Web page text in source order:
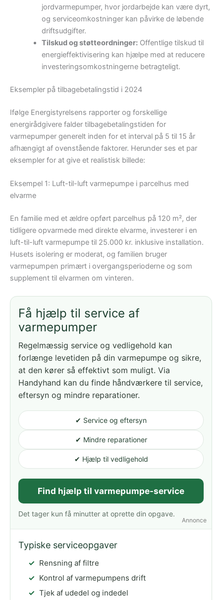
jordvarmepumper, hvor jordarbejde kan være dyrt,
og serviceomkostninger kan påvirke de løbende
driftsudgifter.
Tilskud og støtteordninger:Offentlige tilskud til
energieffektivisering kan hjælpe med at reducere
investeringsomkostningerne betragteligt.
Eksempler på tilbagebetalingstid i 2024
Ifølge Energistyrelsens rapporter og forskellige
energirådgivere falder tilbagebetalingstiden for
varmepumper generelt inden for et interval på 5 til 15 år
afhængigt af ovenstående faktorer. Herunder ses et par
eksempler for at give et realistisk billede:
Eksempel 1: Luft-til-luft varmepumpe i parcelhus med
elvarme
En familie med et ældre opført parcelhus på 120 m², der
tidligere opvarmede med direkte elvarme, investerer i en
luft-til-luft varmepumpe til 25.000 kr. inklusive installation.
Husets isolering er moderat, og familien bruger
varmepumpen primært i overgangsperioderne og som
supplement til elvarmen om vinteren.
Annonce
Få hjælp til service af
varmepumper
Regelmæssig service og vedligehold kan
forlænge levetiden på din varmepumpe og sikre,
at den kører så effektivt som muligt. Via
Handyhand kan du finde håndværkere til service,
eftersyn og mindre reparationer.
✔ Service og eftersyn
✔ Mindre reparationer
✔ Hjælp til vedligehold
Find hjælp til varmepumpe-service
Det tager kun få minutter at oprette din opgave.
Typiske serviceopgaver
Rensning af filtre
Kontrol af varmepumpens drift
Tjek af udedel og indedel